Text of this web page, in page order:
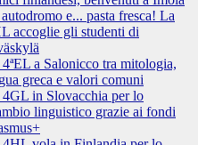
e... pasta fresca! La
accoglie gli studenti di
a Salonicco tra mitologia,
greca e valori comuni
in Slovacchia per lo
linguistico grazie ai fondi